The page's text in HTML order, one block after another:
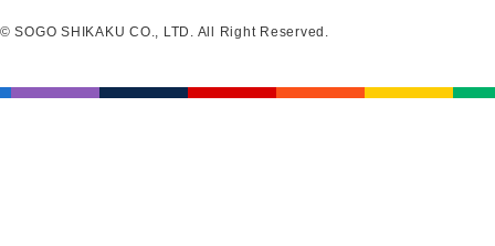
© SOGO SHIKAKU CO., LTD. All Right Reserved.